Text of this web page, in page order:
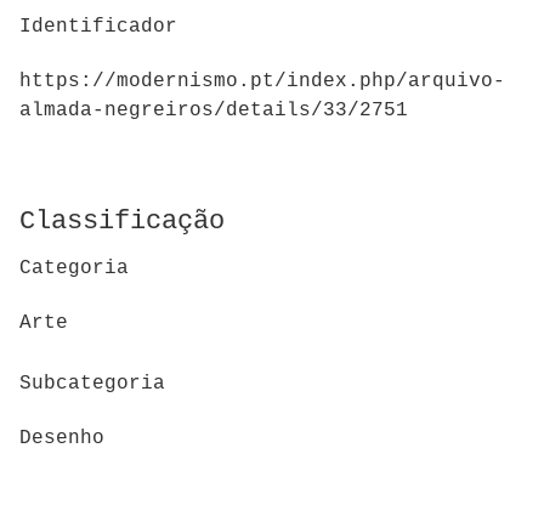
Identificador
https://modernismo.pt/index.php/arquivo-
almada-negreiros/details/33/2751
Classificação
Categoria
Arte
Subcategoria
Desenho